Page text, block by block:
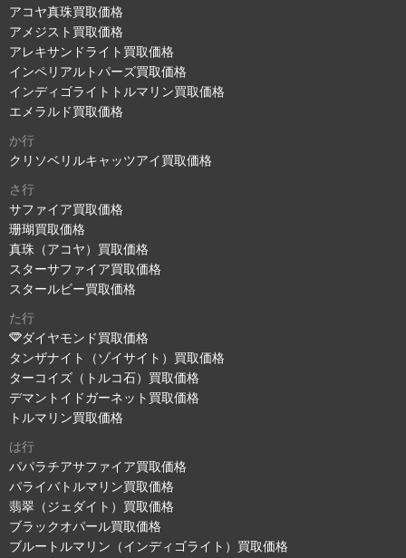
アコヤ真珠買取価格
アメジスト買取価格
アレキサンドライト買取価格
インペリアルトパーズ買取価格
インディゴライトトルマリン買取価格
エメラルド買取価格
か行
クリソベリルキャッツアイ買取価格
さ行
サファイア買取価格
珊瑚買取価格
真珠（アコヤ）買取価格
スターサファイア買取価格
スタールビー買取価格
た行
ダイヤモンド買取価格
タンザナイト（ゾイサイト）買取価格
ターコイズ（トルコ石）買取価格
デマントイドガーネット買取価格
トルマリン買取価格
は行
パパラチアサファイア買取価格
パライバトルマリン買取価格
翡翠（ジェダイト）買取価格
ブラックオパール買取価格
ブルートルマリン（インディゴライト）買取価格